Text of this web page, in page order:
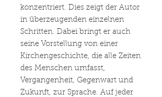
konzentriert. Dies zeigt der Autor
in überzeugenden einzelnen
Schritten. Dabei bringt er auch
seine Vorstellung von einer
Kirchengeschichte, die alle Zeiten
des Menschen umfasst,
Vergangenheit, Gegenwart und
Zukunft, zur Sprache. Auf jeder